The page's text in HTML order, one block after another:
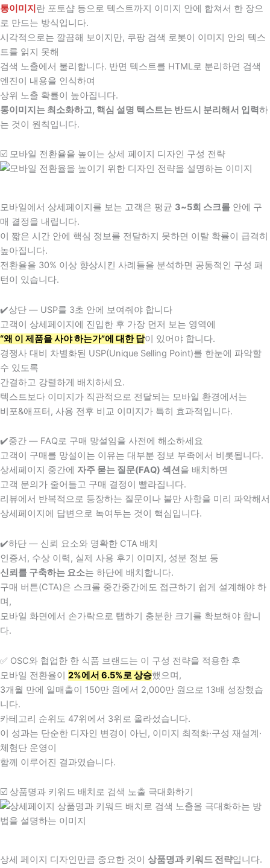
통이미지 란 포토샵 등으로 텍스트까지 이미지 안에 합쳐서 한 장으
로 만드는 방식입니다.
시각적으로는 깔끔해 보이지만, 쿠팡 검색 로봇이 이미지 안의 텍스
트를 읽지 못해
검색 노출에서 불리합니다. 반면 텍스트를 HTML로 분리하면 검색
엔진이 내용을 인식하여
상위 노출 확률이 높아집니다.
통이미지는 최소화하고, 핵심 설명 텍스트는 반드시 분리해서 입력하
는 것이 원칙입니다.
☑️ 모바일 전환율을 높이는 상세 페이지 디자인 구성 전략
모바일에서 상세페이지를 보는 고객은 평균 3~5회 스크롤 안에 구
매 결정을 내립니다.
이 짧은 시간 안에 핵심 정보를 전달하지 못하면 이탈 확률이 급격히
높아집니다.
전환율을 30% 이상 향상시킨 사례들을 분석하면 공통적인 구성 패
턴이 있습니다.
✔️상단 — USP를 3초 안에 보여줘야 합니다
고객이 상세페이지에 진입한 후 가장 먼저 보는 영역에
“왜 이 제품을 사야 하는가”에 대한 답이 있어야 합니다.
경쟁사 대비 차별화된 USP(Unique Selling Point)를 한눈에 파악할
수 있도록
간결하고 강렬하게 배치하세요.
텍스트보다 이미지가 직관적으로 전달되는 모바일 환경에서는
비포&애프터, 사용 전후 비교 이미지가 특히 효과적입니다.
✔️중간 — FAQ로 구매 망설임을 사전에 해소하세요
고객이 구매를 망설이는 이유는 대부분 정보 부족에서 비롯됩니다.
상세페이지 중간에 자주 묻는 질문(FAQ) 섹션을 배치하면
고객 문의가 줄어들고 구매 결정이 빨라집니다.
리뷰에서 반복적으로 등장하는 질문이나 불만 사항을 미리 파악해서
상세페이지에 답변으로 녹여두는 것이 핵심입니다.
✔️하단 — 신뢰 요소와 명확한 CTA 배치
인증서, 수상 이력, 실제 사용 후기 이미지, 성분 정보 등
신뢰를 구축하는 요소는 하단에 배치합니다.
구매 버튼(CTA)은 스크롤 중간중간에도 접근하기 쉽게 설계해야 하
며,
모바일 화면에서 손가락으로 탭하기 충분한 크기를 확보해야 합니
다.
✅ OSC와 협업한 한 식품 브랜드는 이 구성 전략을 적용한 후
모바일 전환율이 2%에서 6.5%로 상승했으며,
3개월 만에 일매출이 150만 원에서 2,000만 원으로 13배 성장했습
니다.
카테고리 순위도 47위에서 3위로 올라섰습니다.
이 성과는 단순한 디자인 변경이 아닌, 이미지 최적화·구성 재설계·
체험단 운영이
함께 이루어진 결과였습니다.
☑️ 상품명과 키워드 배치로 검색 노출 극대화하기
상세 페이지 디자인만큼 중요한 것이 상품명과 키워드 전략입니다.